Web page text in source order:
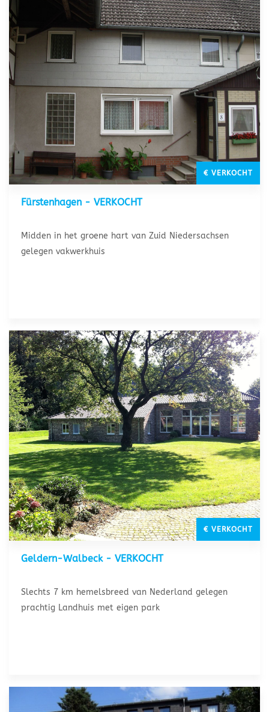
€ VERKOCHT
Fürstenhagen - VERKOCHT
Midden in het groene hart van Zuid Niedersachsen
gelegen vakwerkhuis
€ VERKOCHT
Geldern-Walbeck - VERKOCHT
Slechts 7 km hemelsbreed van Nederland gelegen
prachtig Landhuis met eigen park